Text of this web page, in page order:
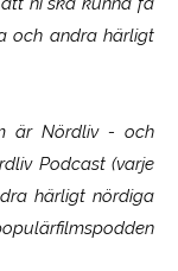
och andra härligt
ärNördliv- och
Podcast (varje
härligt nördiga